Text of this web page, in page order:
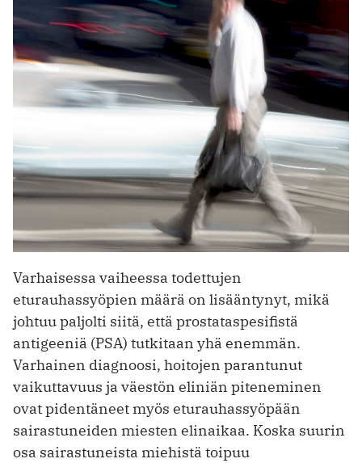
Varhaisessa vaiheessa todettujen
eturauhassyöpien määrä on lisääntynyt, mikä
johtuu paljolti siitä, että prostataspesifistä
antigeeniä (PSA) tutkitaan yhä enemmän.
Varhainen diagnoosi, hoitojen parantunut
vaikuttavuus ja väestön eliniän piteneminen
ovat pidentäneet myös eturauhassyöpään
sairastuneiden miesten elinaikaa. Koska suurin
osa sairastuneista miehistä toipuu